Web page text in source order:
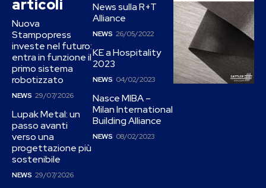
articoli
Nuova
Stampopress
investe nel futuro:
entra in funzione il
primo sistema
robotizzato
NEWS 29/07/2026
Lupak Metal: un
passo avanti
verso una
progettazione più
sostenibile
NEWS 29/07/2026
News sulla R+T
Alliance
NEWS 26/05/2022
KE a Hospitality
2023
NEWS 04/02/2023
Nasce MIBA –
Milan International
Building Alliance
NEWS 08/02/2023